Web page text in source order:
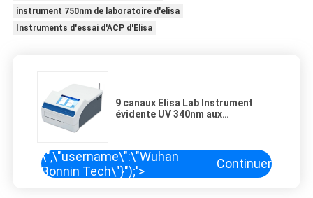
instrument 750nm de laboratoire d'elisa
Instruments d'essai d'ACP d'Elisa
9 canaux Elisa Lab Instrument
évidente UV 340nm aux
\",\"username\":\"Wuhan
Bonnin Tech\"}");'>
Continuer